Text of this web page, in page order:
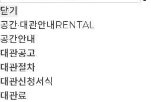
닫기
공간·대관안내 RENTAL
공간안내
대관공고
대관절차
대관신청서식
대관료